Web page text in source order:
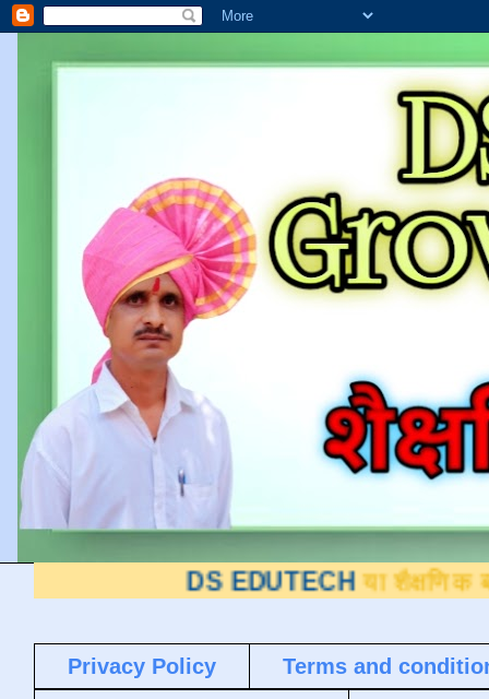
DS EDUTECH या शैक्षणिक ब्लॉगवर
Privacy Policy
Terms and